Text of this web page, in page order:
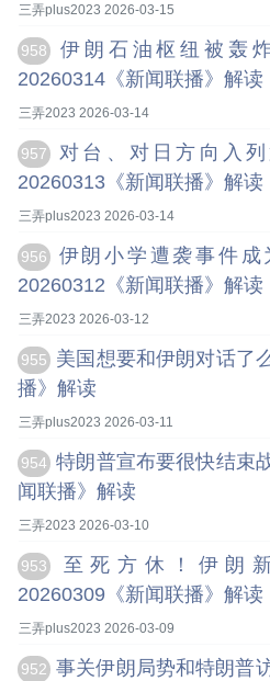
三弄plus2023 2026-03-15
958
伊朗石油枢纽被轰
20260314《新闻联播》解读
三弄2023 2026-03-14
957
对台、对日方向入
20260313《新闻联播》解读
三弄plus2023 2026-03-14
956
伊朗小学遭袭事件成
20260312《新闻联播》解读
三弄2023 2026-03-12
955
美国想要和伊朗对话了
播》解读
三弄plus2023 2026-03-11
954 特朗普宣布要很快结束
闻联播》解读
三弄2023 2026-03-10
953
至死方休！伊朗
20260309《新闻联播》解读
三弄plus2023 2026-03-09
952 事关伊朗局势和特朗普